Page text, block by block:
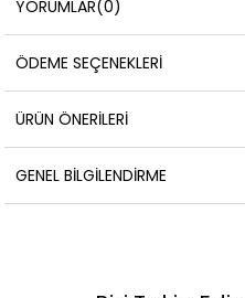
YORUMLAR(0)
ÖDEME SEÇENEKLERI
ÜRÜN ÖNERILERI
GENEL BILGILENDIRME